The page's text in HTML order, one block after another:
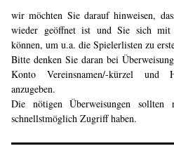
wir möchten Sie darauf hinweisen,
wieder geöffnet ist und Sie sich mit
können, um u.a. die Spielerlisten zu
Bitte denken Sie daran bei
Konto Vereinsnamen/-kürzel und
anzugeben.
Die nötigen Überweisungen
schnellstmöglich Zugriff haben.